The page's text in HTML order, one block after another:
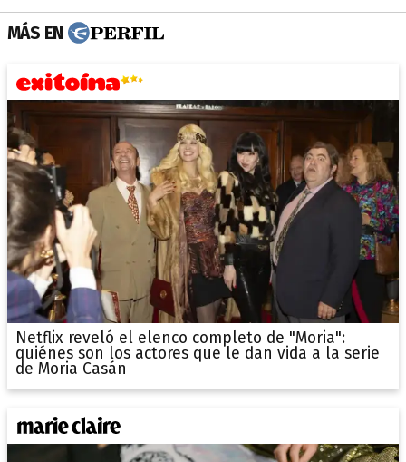
MÁS EN
Netflix reveló el elenco completo de "Moria":
quiénes son los actores que le dan vida a la serie
de Moria Casán